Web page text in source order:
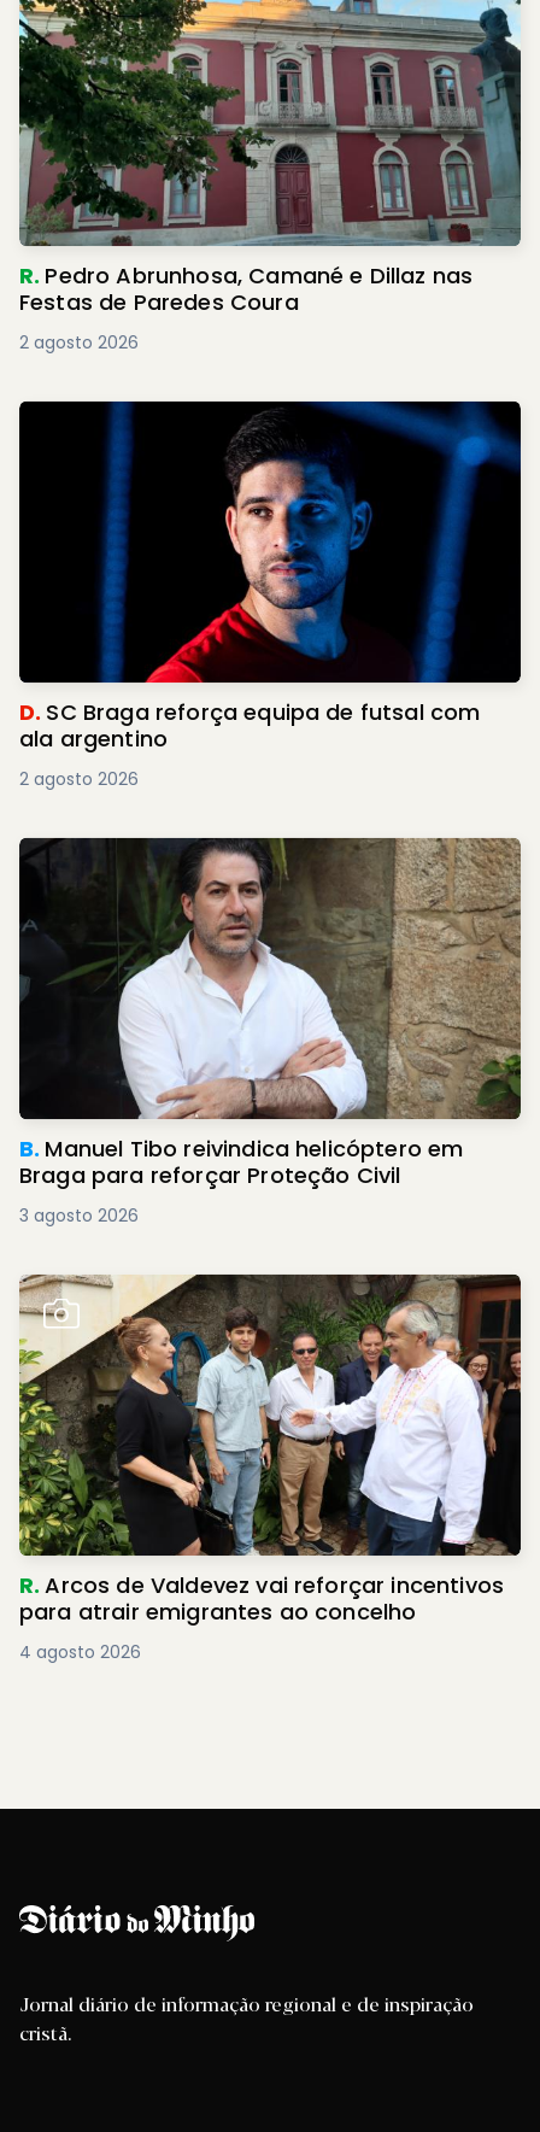
R. Pedro Abrunhosa, Camané e Dillaz nas
Festas de Paredes Coura
2 agosto 2026
D. SC Braga reforça equipa de futsal com
ala argentino
2 agosto 2026
B. Manuel Tibo reivindica helicóptero em
Braga para reforçar Proteção Civil
3 agosto 2026
R.Arcos de Valdevez vai reforçar incentivos
para atrair emigrantes ao concelho
4 agosto 2026
Jornal diário de informação regional e de inspiração
cristã.